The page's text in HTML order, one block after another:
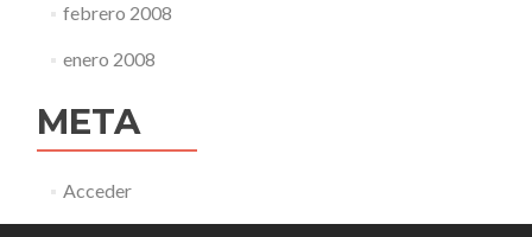
febrero 2008
enero 2008
META
Acceder